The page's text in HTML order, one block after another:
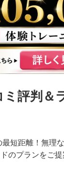
評判＆
短距離！無理
のプランをご提